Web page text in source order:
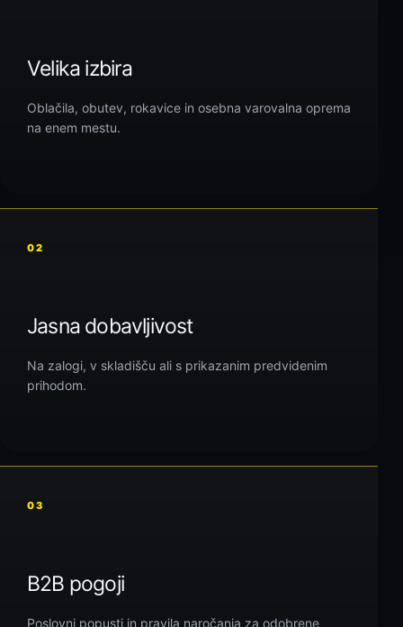
Velika izbira
Oblačila, obutev, rokavice in osebna varovalna oprema
na enem mestu.
02
Jasna dobavljivost
Na zalogi, v skladišču ali s prikazanim predvidenim
prihodom.
03
B2B pogoji
Poslovni popusti in pravila naročanja za odobrene